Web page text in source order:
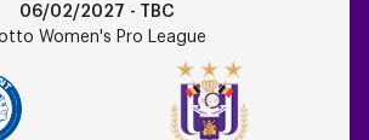
06/02/2027 - TBC
Women's Pro League